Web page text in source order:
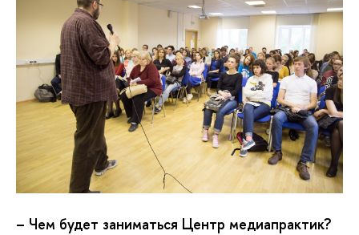
– Чем будет заниматься Центр медиапрактик?